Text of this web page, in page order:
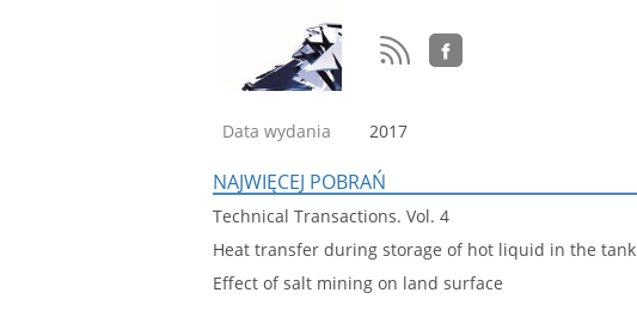
Data wydania 2017
NAJWIĘCEJ POBRAŃ
Technical Transactions. Vol. 4
Heat transfer during storage of hot liquid in the tank
Effect of salt mining on land surface